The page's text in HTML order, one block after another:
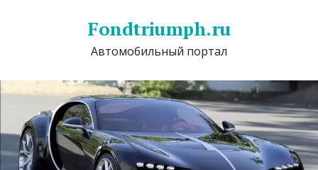
Fondtriumph.ru
Автомобильный портал